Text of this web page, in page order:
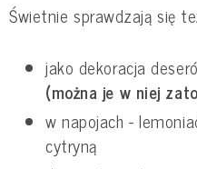
Świetnie sprawdzają się
jako dekoracja
(można je w niej
w napojach -
cytryną